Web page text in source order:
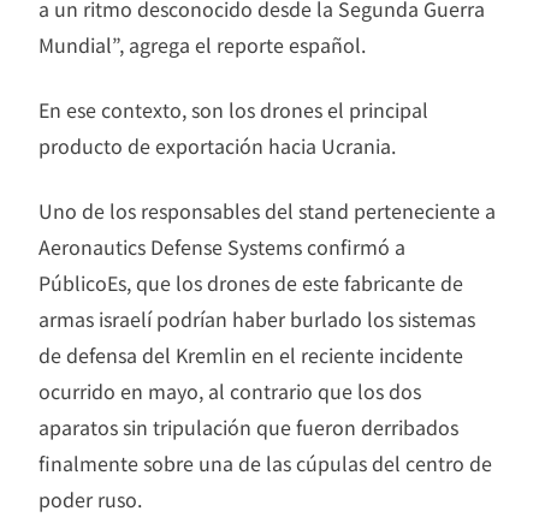
a un ritmo desconocido desde la Segunda Guerra
Mundial”, agrega el reporte español.
En ese contexto, son los drones el principal
producto de exportación hacia Ucrania.
Uno de los responsables del stand perteneciente a
Aeronautics Defense Systems confirmó a
PúblicoEs, que los drones de este fabricante de
armas israelí podrían haber burlado los sistemas
de defensa del Kremlin en el reciente incidente
ocurrido en mayo, al contrario que los dos
aparatos sin tripulación que fueron derribados
finalmente sobre una de las cúpulas del centro de
poder ruso.